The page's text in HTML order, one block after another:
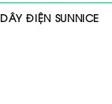
DÂY ĐIỆN SUNNICE